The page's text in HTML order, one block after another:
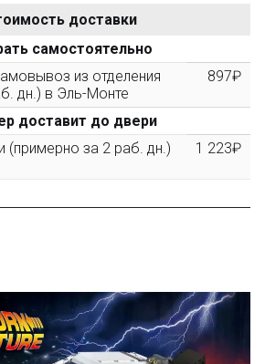
Ваших заказов превысит
постоянную скидку на все
- 10%
до 100₽
доставки
самостоятельно
из отделения
дн.) в Эль-Монте
897₽
доставит до двери
(примерно за 2 раб. дн.)
1 223₽